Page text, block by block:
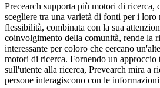
Precearch supporta più motori di ricerca,
scegliere tra una varietà di fonti per i loro
flessibilità, combinata con la sua
coinvolgimento della comunità, rende la
interessante per coloro che cercano
motori di ricerca. Fornendo un approccio
sull'utente alla ricerca, Prevearch mira a
persone interagiscono con le